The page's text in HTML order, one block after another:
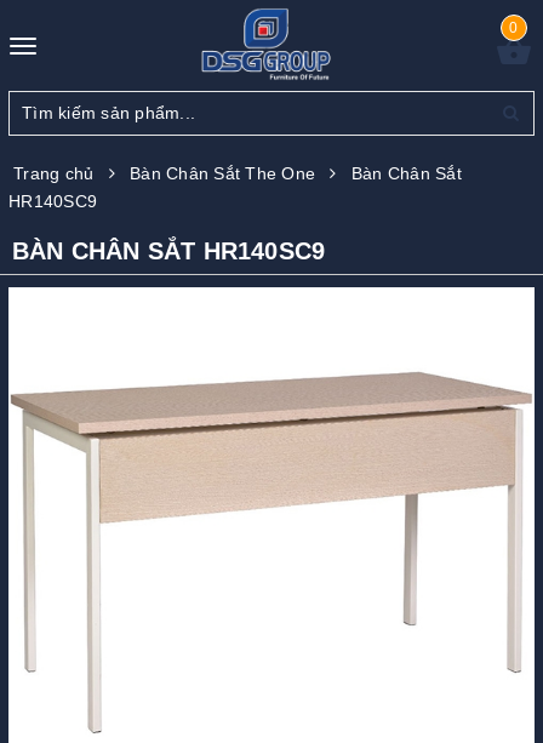
Toggle
0
Trang chủ Bàn Chân Sắt The One
Bàn Chân Sắt
HR140SC9
BÀN CHÂN SẮT HR140SC9